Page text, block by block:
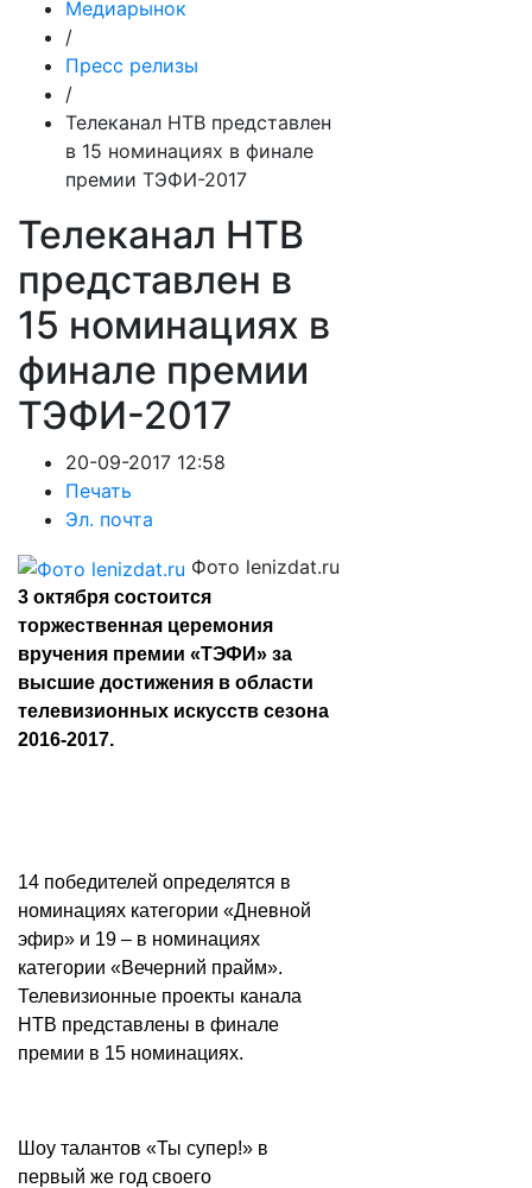
Медиарынок
/
Пресс релизы
/
Телеканал НТВ представлен
в 15 номинациях в финале
премии ТЭФИ-2017
Телеканал НТВ
представлен в
15 номинациях в
финале премии
ТЭФИ-2017
20-09-2017 12:58
Печать
Эл. почта
Фото lenizdat.ru
3 октября состоится
торжественная церемония
вручения премии «ТЭФИ» за
высшие достижения в области
телевизионных искусств сезона
2016-2017.
14 победителей определятся в
номинациях категории «Дневной
эфир» и 19 – в номинациях
категории «Вечерний прайм».
Телевизионные проекты канала
НТВ представлены в финале
премии в 15 номинациях.
Шоу талантов «Ты супер!» в
первый же год своего